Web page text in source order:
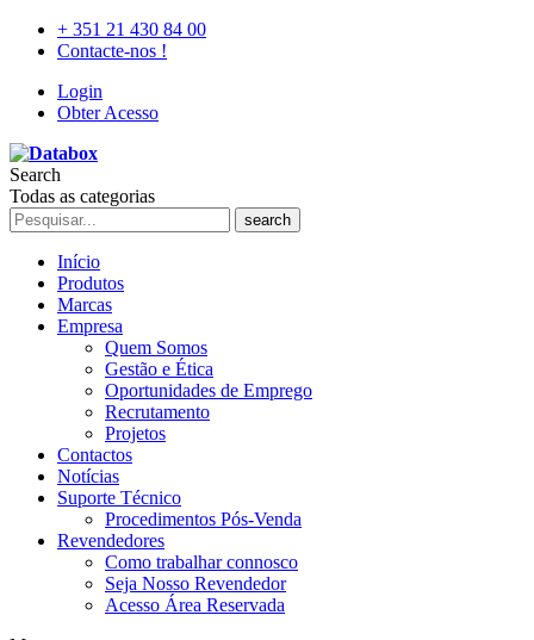
+ 351 21 430 84 00
Contacte-nos !
Login
Obter Acesso
Search
Todas as categorias
search
Início
Produtos
Marcas
Empresa
Quem Somos
Gestão e Ética
Oportunidades de Emprego
Recrutamento
Projetos
Contactos
Notícias
Suporte Técnico
Procedimentos Pós-Venda
Revendedores
Como trabalhar connosco
Seja Nosso Revendedor
Acesso Área Reservada